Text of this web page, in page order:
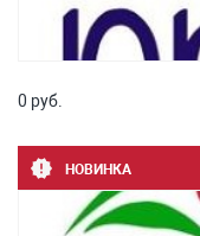
0 руб.
НОВИНКА